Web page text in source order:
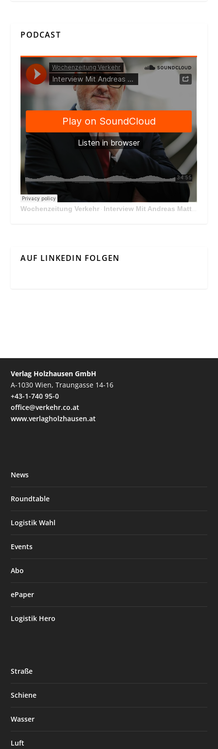
PODCAST
Wochenzeitung Verkehr · Interview Mit Andreas Matthä, CEO der ÖBB Holding
AUF LINKEDIN FOLGEN
Verlag Holzhausen GmbH
A-1030 Wien, Traungasse 14-16
+43-1-740 95-0
office@verkehr.co.at
www.verlagholzhausen.at
News
Roundtable
Logistik Wahl
Events
Abo
ePaper
Logistik Hero
Straße
Schiene
Wasser
Luft